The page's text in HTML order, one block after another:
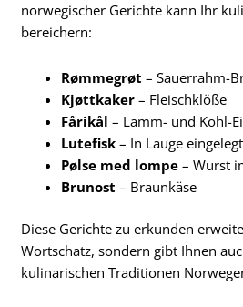
norwegischer Gerichte kann Ihr
bereichern:
Rømmegrøt – Sauerrahm-
Kjøttkaker – Fleischklöße
Fårikål – Lamm- und Kohl-
Lutefisk – In Lauge
Pølse med lompe – Wurst
Brunost – Braunkäse
Diese Gerichte zu erkunden
Wortschatz, sondern gibt Ihnen
kulinarischen Traditionen